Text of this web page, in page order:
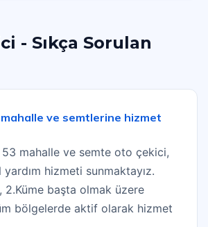
- Sıkça Sorulan
ve semtlerine hizmet
mahalle ve semte oto çekici,
yardım hizmeti sunmaktayız.
2.Küme başta olmak üzere
bölgelerde aktif olarak hizmet